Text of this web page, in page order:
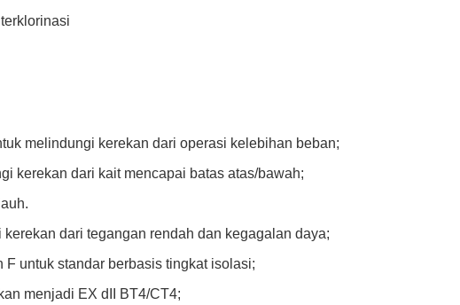
melindungi kerekan dari operasi kelebihan beban;
kerekan dari kait mencapai batas atas/bawah;
dari tegangan rendah dan kegagalan daya;
untuk standar berbasis tingkat isolasi;
menjadi EX dII BT4/CT4;